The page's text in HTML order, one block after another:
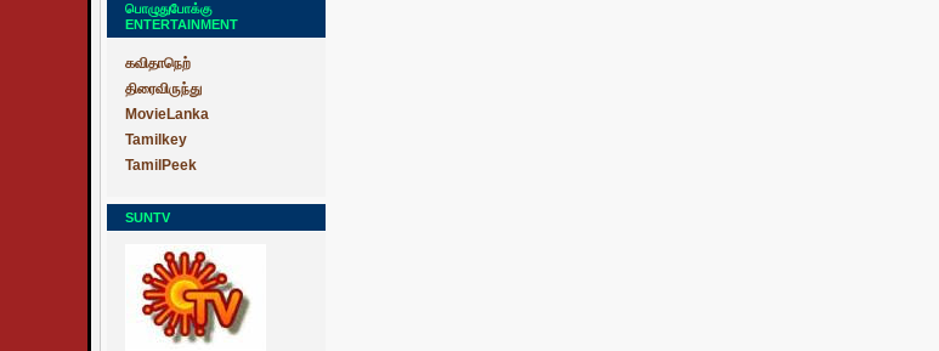
பொழுதுபோக்கு
ENTERTAINMENT
கவிதாநெற்
திரைவிருந்து
MovieLanka
Tamilkey
TamilPeek
SUNTV